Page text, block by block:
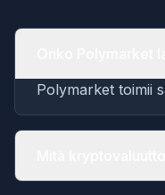
Polymarket toimii